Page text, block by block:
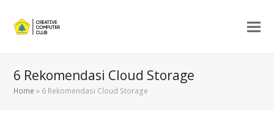
6 Rekomendasi Cloud Storage
Home » 6 Rekomendasi Cloud Storage